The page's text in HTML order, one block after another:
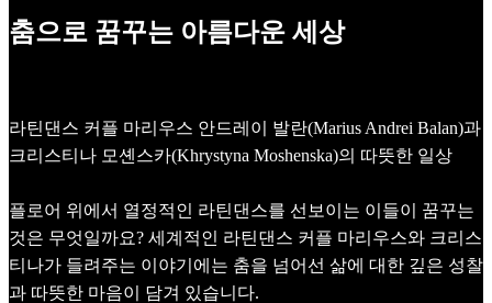
춤으로 꿈꾸는 아름다운 세상
라틴댄스 커플 마리우스 안드레이 발란(Marius Andrei Balan)과
크리스티나 모셴스카(Khrystyna Moshenska)의 따뜻한 일상
플로어 위에서 열정적인 라틴댄스를 선보이는 이들이 꿈꾸는
것은 무엇일까요? 세계적인 라틴댄스 커플 마리우스와 크리스
티나가 들려주는 이야기에는 춤을 넘어선 삶에 대한 깊은 성찰
과 따뜻한 마음이 담겨 있습니다.